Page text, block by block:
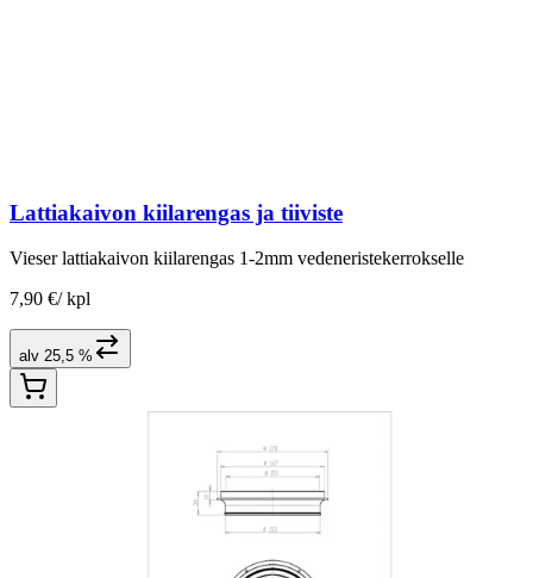
Lattiakaivon kiilarengas ja tiiviste
Vieser lattiakaivon kiilarengas 1-2mm vedeneristekerrokselle
7,90 €/ kpl
alv 25,5 %